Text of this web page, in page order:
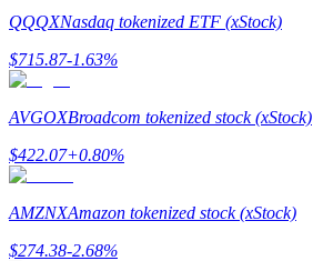
Futures startguide
QQQXNasdaq tokenized ETF (xStock)
$715.87-1.63%
AVGOXBroadcom tokenized stock (xStock)
$422.07+0.80%
AMZNXAmazon tokenized stock (xStock)
$274.38-2.68%